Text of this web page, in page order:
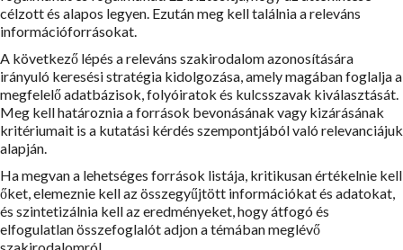
célzott és alapos legyen. Ezután meg kell találnia a releváns
információforrásokat.
A következő lépés a releváns szakirodalom azonosítására
irányuló keresési stratégia kidolgozása, amely magában foglalja a
megfelelő adatbázisok, folyóiratok és kulcsszavak kiválasztását.
Meg kell határoznia a források bevonásának vagy kizárásának
kritériumait is a kutatási kérdés szempontjából való relevanciájuk
alapján.
Ha megvan a lehetséges források listája, kritikusan értékelnie kell
őket, elemeznie kell az összegyűjtött információkat és adatokat,
és szintetizálnia kell az eredményeket, hogy átfogó és
elfogulatlan összefoglalót adjon a témában meglévő